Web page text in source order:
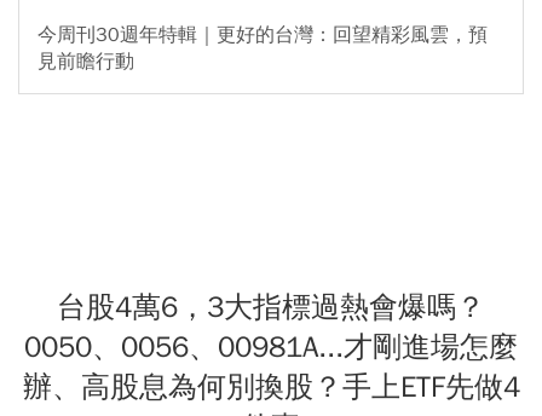
今周刊30週年特輯｜更好的台灣：回望精彩風雲，預
見前瞻行動
台股4萬6，3大指標過熱會爆嗎？
0050、0056、00981A...才剛進場怎麼
辦、高股息為何別換股？手上ETF先做4